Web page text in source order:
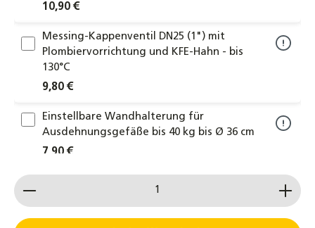
10,90 €
Messing-Kappenventil DN25 (1") mit
Plombiervorrichtung und KFE-Hahn - bis
130°C
9,80 €
Einstellbare Wandhalterung für
Ausdehnungsgefäße bis 40 kg bis Ø 36 cm
7,90 €
299,00 €
Produkt Anzahl: Gib den gewünschten Wert ein